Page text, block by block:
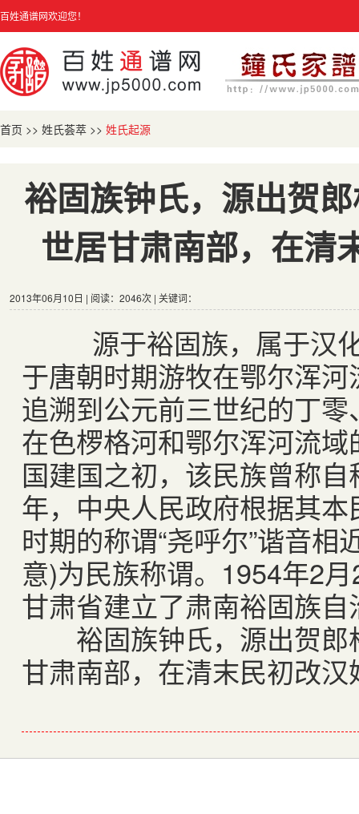
百姓通谱网欢迎您！
首页 >> 姓氏荟萃 >> 姓氏起源
裕固族钟氏，源出贺
世居甘肃南部，在清
2013年06月10日 | 阅读：2046次 | 关键词：
源于裕固族，属于汉
于唐朝时期游牧在鄂尔浑
追溯到公元前三世纪的丁
在色椤格河和鄂尔浑河流
国建国之初，该民族曾称自
年，中央人民政府根据其
时期的称谓“尧呼尔”谐音相
意)为民族称谓。1954年2
甘肃省建立了肃南裕固族自
裕固族钟氏，源出贺郎
甘肃南部，在清末民初改